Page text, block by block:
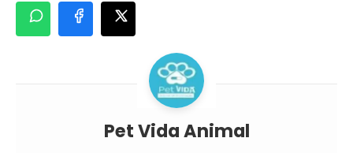
Pet Vida Animal